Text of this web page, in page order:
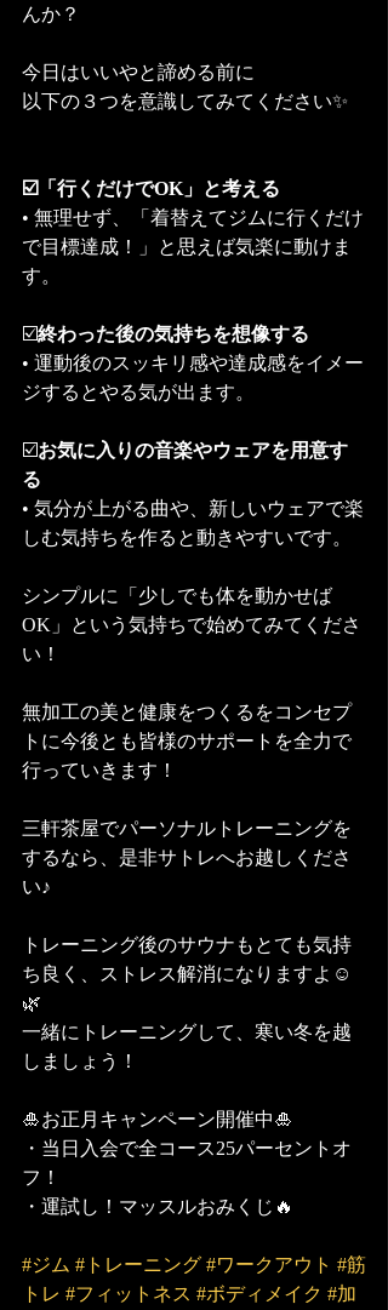
んか？
今日はいいやと諦める前に
以下の３つを意識してみてください✨
☑️「行くだけでOK」と考える
• 無理せず、「着替えてジムに行くだけ
で目標達成！」と思えば気楽に動けま
す。
☑️終わった後の気持ちを想像する
• 運動後のスッキリ感や達成感をイメー
ジするとやる気が出ます。
☑️お気に入りの音楽やウェアを用意す
る
• 気分が上がる曲や、新しいウェアで楽
しむ気持ちを作ると動きやすいです。
シンプルに「少しでも体を動かせば
OK」という気持ちで始めてみてくださ
い！
無加工の美と健康をつくるをコンセプ
トに今後とも皆様のサポートを全力で
行っていきます！
三軒茶屋でパーソナルトレーニングを
するなら、是非サトレへお越しくださ
い♪
トレーニング後のサウナもとても気持
ち良く、ストレス解消になりますよ☺️
🌿
一緒にトレーニングして、寒い冬を越
しましょう！
🎍お正月キャンペーン開催中🎍
・当日入会で全コース25パーセントオ
フ！
・運試し！マッスルおみくじ🔥
#ジム #トレーニング #ワークアウト #筋
トレ #フィットネス #ボディメイク #加